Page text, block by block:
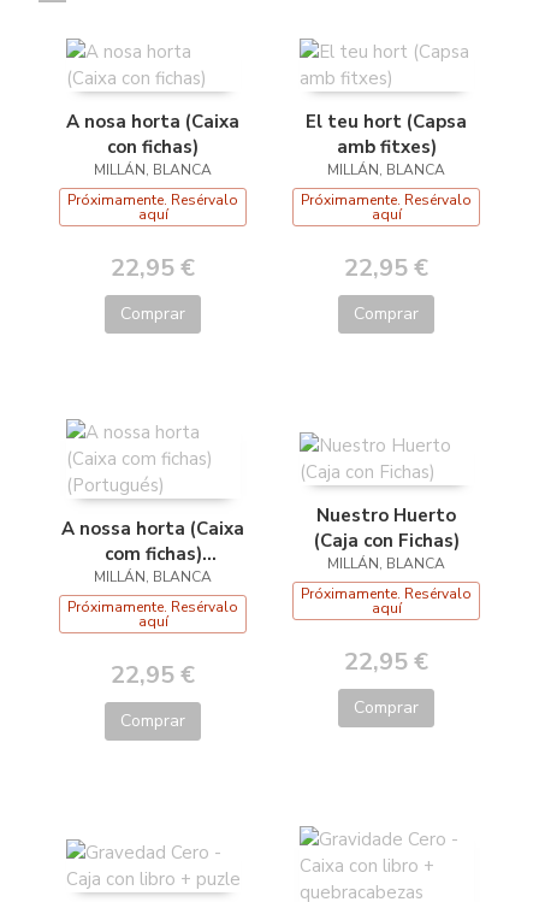
A nosa horta (Caixa
con fichas)
MILLÁN, BLANCA
Próximamente. Resérvalo
aquí
22,95 €
Comprar
El teu hort (Capsa
amb fitxes)
MILLÁN, BLANCA
Próximamente. Resérvalo
aquí
22,95 €
Comprar
A nossa horta (Caixa
com fichas)
(Portugués)
MILLÁN, BLANCA
Próximamente. Resérvalo
aquí
22,95 €
Comprar
Nuestro Huerto
(Caja con Fichas)
MILLÁN, BLANCA
Próximamente. Resérvalo
aquí
22,95 €
Comprar